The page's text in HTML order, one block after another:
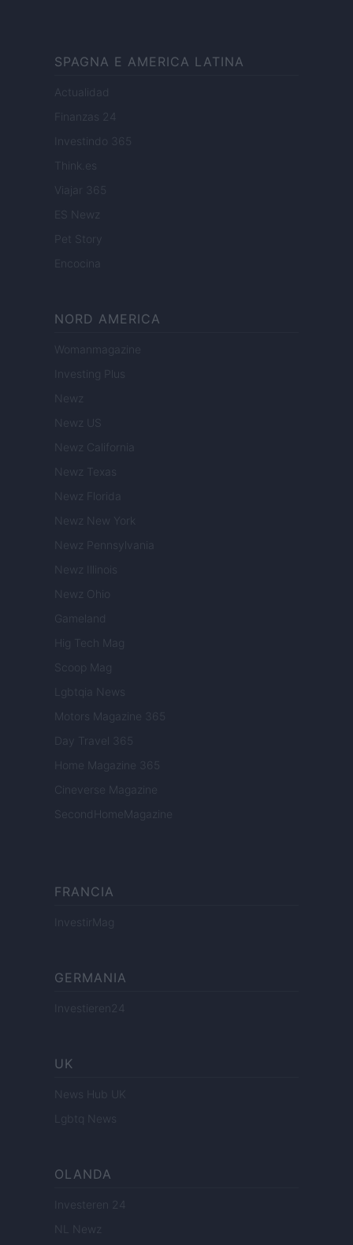
SPAGNA E AMERICA LATINA
Actualidad
Finanzas 24
Investindo 365
Think.es
Viajar 365
ES Newz
Pet Story
Encocina
NORD AMERICA
Womanmagazine
Investing Plus
Newz
Newz US
Newz California
Newz Texas
Newz Florida
Newz New York
Newz Pennsylvania
Newz Illinois
Newz Ohio
Gameland
Hig Tech Mag
Scoop Mag
Lgbtqia News
Motors Magazine 365
Day Travel 365
Home Magazine 365
Cineverse Magazine
SecondHomeMagazine
FRANCIA
InvestirMag
GERMANIA
Investieren24
UK
News Hub UK
Lgbtq News
OLANDA
Investeren 24
NL Newz